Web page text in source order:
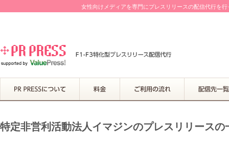
女性向けメディアを専門にプレスリリースの配信代行を
特定非営利活動法人イマジンのプレスリリースの